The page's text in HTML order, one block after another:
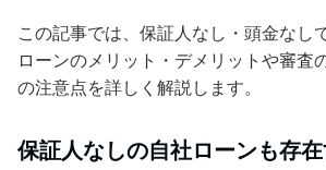
この記事では、保証人なし・頭金なし
ローンのメリット・デメリットや審査
の注意点を詳しく解説します。
保証人なしの自社ローンも存